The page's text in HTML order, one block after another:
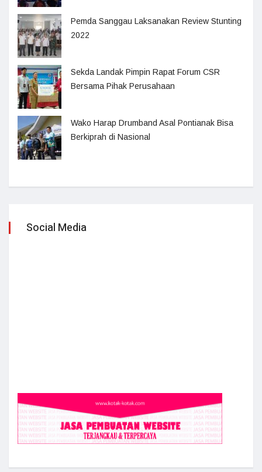
Pemda Sanggau Laksanakan Review Stunting
2022
Sekda Landak Pimpin Rapat Forum CSR
Bersama Pihak Perusahaan
Wako Harap Drumband Asal Pontianak Bisa
Berkiprah di Nasional
Social Media